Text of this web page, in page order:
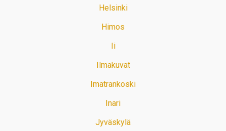
Helsinki
Himos
Ii
Ilmakuvat
Imatrankoski
Inari
Jyväskylä